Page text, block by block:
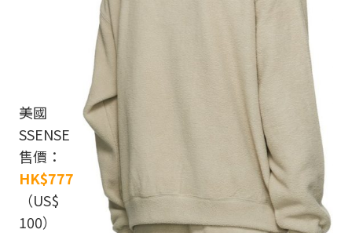
美國
SSENSE
售價：
HK$777
（US$
100）